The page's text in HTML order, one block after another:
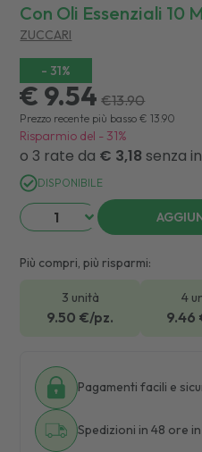
Con Oli Essenziali 10
ZUCCARI
- 31%
€ 9.54 €13.90
Prezzo recente più basso € 13.90
Risparmio del - 31%
DISPONIBILE
Più compri, più risparmi:
3 unità
9.50 €/pz.
4
9.46
Pagamenti facili e
Spedizioni in 48 ore